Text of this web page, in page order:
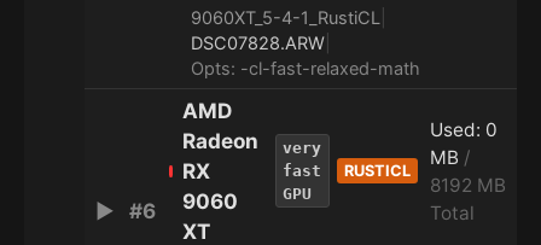
9060XT_5-4-1_RustiCL
DSC07828.ARW
Opts: -cl-fast-relaxed-math
▶ #6
AMD
Radeon
RX
9060
XT
very
fast
GPU
RUSTICL
Used: 0
MB /
8192 MB
Total